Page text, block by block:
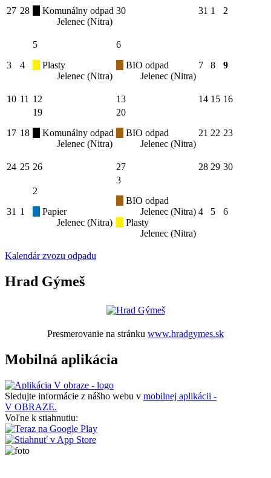
27 28
Komunálny odpad
Jelenec (Nitra)
30 31 1 2
3 4
5
Plasty
Jelenec (Nitra)
6
BIO odpad
Jelenec (Nitra)
7 8 9
10 11 12 13 14 15 16
17 18
19
Komunálny odpad
Jelenec (Nitra)
20
BIO odpad
Jelenec (Nitra)
21 22 23
24 25 26 27 28 29 30
31 1
2
Papier
Jelenec (Nitra)
3
BIO odpad
Jelenec (Nitra)
Plasty
Jelenec (Nitra)
4 5 6
Kalendár zvozu odpadu
Hrad Gýmeš
Presmerovanie na stránku www.hradgymes.sk
Mobilná aplikácia
Sledujte informácie z nášho webu v mobilnej aplikácii -
V OBRAZE.
Voľne k stiahnutiu: